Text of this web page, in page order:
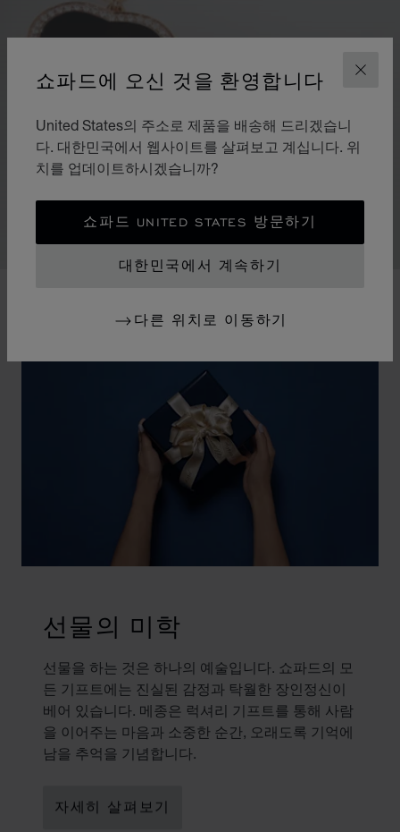
닫기
쇼파드에 오신 것을 환영합니다
United States의 주소로 제품을 배송해 드리겠습니
다. 대한민국에서 웹사이트를 살펴보고 계십니다. 위
치를 업데이트하시겠습니까?
쇼파드 UNITED STATES 방문하기
대한민국에서 계속하기
다른 위치로 이동하기
파인 젬스톤
작품의 존재 자체가 상상할 수 있는 모든 황홀한 조합을
선사합니다. 단독으로 착용할 때는 조용히 자신의 자리를
을 함께 착용하면 빛과 컬러의 축제가 펼쳐집니다.
선물의 미학
선물을 하는 것은 하나의 예술입니다. 쇼파드의 모
든 기프트에는 진실된 감정과 탁월한 장인정신이
베어 있습니다. 메종은 럭셔리 기프트를 통해 사람
을 이어주는 마음과 소중한 순간, 오래도록 기억에
남을 추억을 기념합니다.
자세히 살펴보기